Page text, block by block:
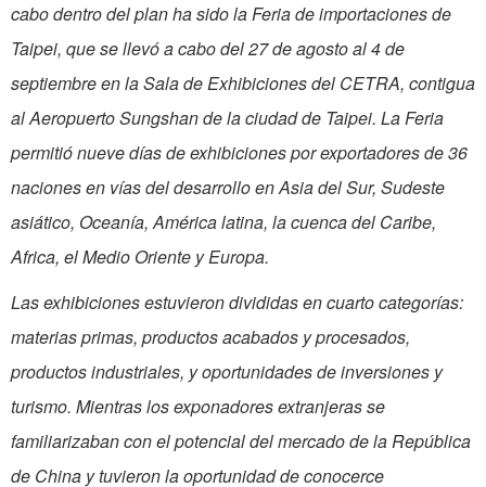
cabo dentro del plan ha sido la Feria de importaciones de
Taipei, que se llevó a cabo del 27 de agosto al 4 de
septiembre en la Sala de Exhibiciones del CETRA, contigua
al Aeropuerto Sungshan de la ciudad de Taipei. La Feria
permitió nueve días de exhibiciones por exportadores de 36
naciones en vías del desarrollo en Asia del Sur, Sudeste
asiático, Oceanía, América latina, la cuenca del Caribe,
Africa, el Medio Oriente y Europa.
Las exhibiciones estuvieron divididas en cuarto categorías:
materias primas, productos acabados y procesados,
productos industriales, y oportunidades de inversiones y
turismo. Mientras los exponadores extranjeras se
familiarizaban con el potencial del mercado de la República
de China y tuvieron la oportunidad de conocerce